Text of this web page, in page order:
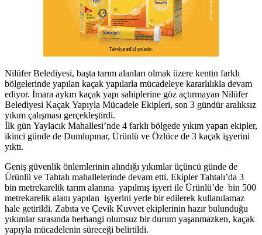
Nilüfer Belediyesi, başta tarım alanları olmak üzere kentin farklı
bölgelerinde yapılan kaçak yapılarla mücadeleye kararlılıkla devam
ediyor. İmara aykırı kaçak yapı sahiplerine göz açtırmayan Nilüfer
Belediyesi Kaçak Yapıyla Mücadele Ekipleri, son 3 gündür aralıksız
yıkım çalışması gerçekleştirdi.
İlk gün Yaylacık Mahallesi’nde 4 farklı bölgede yıkım yapan ekipler,
ikinci günde de Dumlupınar, Ürünlü ve Özlüce de 3 kaçak işyerini
yıktı.
Geniş güvenlik önlemlerinin alındığı yıkımlar üçüncü günde de
Ürünlü ve Tahtalı mahallelerinde devam etti. Ekipler Tahtalı’da 3
bin metrekarelik tarım alanına yapılmış işyeri ile Ürünlü’de bin 500
metrekarelik alanı yapılan işyerini yerle bir edilerek kullanılamaz
hale getirildi. Zabıta ve Çevik Kuvvet ekiplerinin hazır bulunduğu
yıkımlar sırasında herhangi olumsuz bir durum yaşanmazken, kaçak
yapıyla mücadelenin süreceği belirtildi.